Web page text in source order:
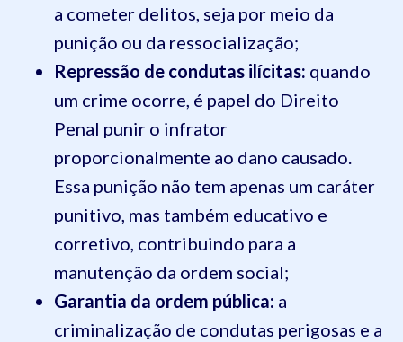
a cometer delitos, seja por meio da
punição ou da ressocialização;
Repressão de condutas ilícitas: quando
um crime ocorre, é papel do Direito
Penal punir o infrator
proporcionalmente ao dano causado.
Essa punição não tem apenas um caráter
punitivo, mas também educativo e
corretivo, contribuindo para a
manutenção da ordem social;
Garantia da ordem pública: a
criminalização de condutas perigosas e a